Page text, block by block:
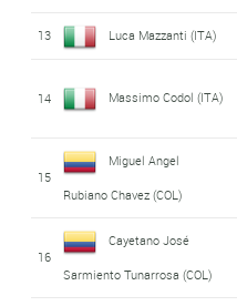
13 Luca Mazzanti (ITA)
14 Massimo Codol (ITA)
15
Miguel Angel
Rubiano Chavez (COL)
16
Cayetano José
Sarmiento Tunarrosa (COL)